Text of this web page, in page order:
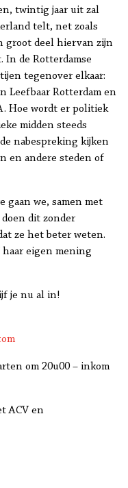
twintig jaar uit zal
telt, net zoals
groot deel hiervan zijn
In de Rotterdamse
tegenover elkaar:
Leefbaar Rotterdam en
Hoe wordt er politiek
midden steeds
nabespreking kijken
en andere steden of
gaan we, samen met
dit zonder
ze het beter weten.
haar eigen mening
je nu al in!
om 20u00 – inkom
ACV en